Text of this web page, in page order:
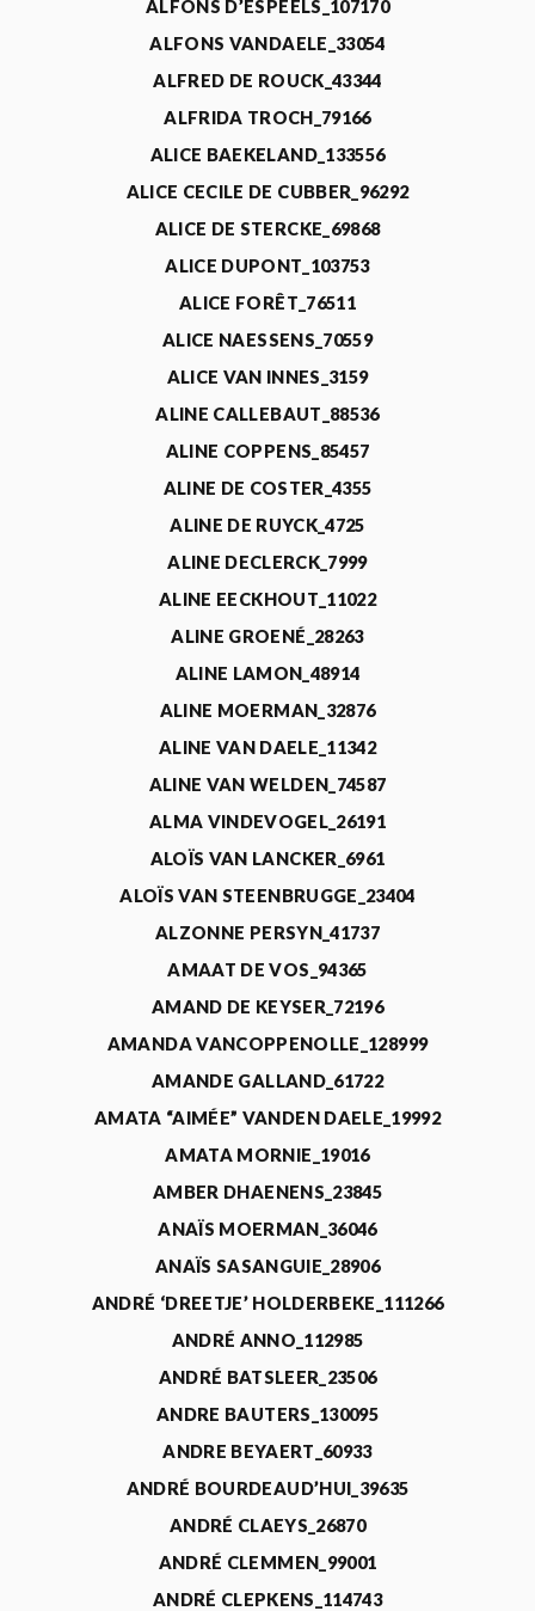
ALFONS D’ESPEELS_107170
ALFONS VANDAELE_33054
ALFRED DE ROUCK_43344
ALFRIDA TROCH_79166
ALICE BAEKELAND_133556
ALICE CECILE DE CUBBER_96292
ALICE DE STERCKE_69868
ALICE DUPONT_103753
ALICE FORÊT_76511
ALICE NAESSENS_70559
ALICE VAN INNES_3159
ALINE CALLEBAUT_88536
ALINE COPPENS_85457
ALINE DE COSTER_4355
ALINE DE RUYCK_4725
ALINE DECLERCK_7999
ALINE EECKHOUT_11022
ALINE GROENÉ_28263
ALINE LAMON_48914
ALINE MOERMAN_32876
ALINE VAN DAELE_11342
ALINE VAN WELDEN_74587
ALMA VINDEVOGEL_26191
ALOÏS VAN LANCKER_6961
ALOÏS VAN STEENBRUGGE_23404
ALZONNE PERSYN_41737
AMAAT DE VOS_94365
AMAND DE KEYSER_72196
AMANDA VANCOPPENOLLE_128999
AMANDE GALLAND_61722
AMATA “AIMÉE” VANDEN DAELE_19992
AMATA MORNIE_19016
AMBER DHAENENS_23845
ANAÏS MOERMAN_36046
ANAÏS SASANGUIE_28906
ANDRÉ ‘DREETJE’ HOLDERBEKE_111266
ANDRÉ ANNO_112985
ANDRÉ BATSLEER_23506
ANDRE BAUTERS_130095
ANDRE BEYAERT_60933
ANDRÉ BOURDEAUD’HUI_39635
ANDRÉ CLAEYS_26870
ANDRÉ CLEMMEN_99001
ANDRÉ CLEPKENS_114743